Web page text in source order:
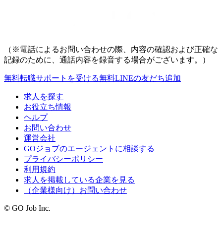
（※電話によるお問い合わせの際、内容の確認および正確な
記録のために、通話内容を録音する場合がございます。）
無料転職サポートを受ける無料LINEの友だち追加
求人を探す
お役立ち情報
ヘルプ
お問い合わせ
運営会社
GOジョブのエージェントに相談する
プライバシーポリシー
利用規約
求人を掲載している企業を見る
（企業様向け）お問い合わせ
© GO Job Inc.